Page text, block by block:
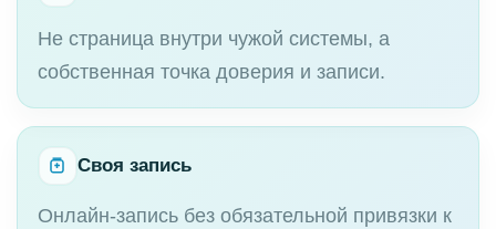
Не страница внутри чужой системы, а
собственная точка доверия и записи.
Своя запись
Онлайн-запись без обязательной привязки к